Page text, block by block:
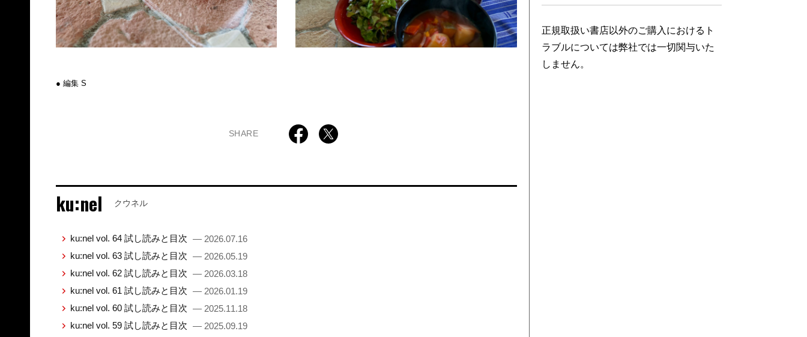
● 編集 S
SHARE
ku:nel クウネル
ku:nel vol. 64 試し読みと目次 — 2026.07.16
ku:nel vol. 63 試し読みと目次 — 2026.05.19
ku:nel vol. 62 試し読みと目次 — 2026.03.18
ku:nel vol. 61 試し読みと目次 — 2026.01.19
ku:nel vol. 60 試し読みと目次 — 2025.11.18
ku:nel vol. 59 試し読みと目次 — 2025.09.19
正規取扱い書店以外のご購入におけるト
ラブルについては弊社では一切関与いた
しません。